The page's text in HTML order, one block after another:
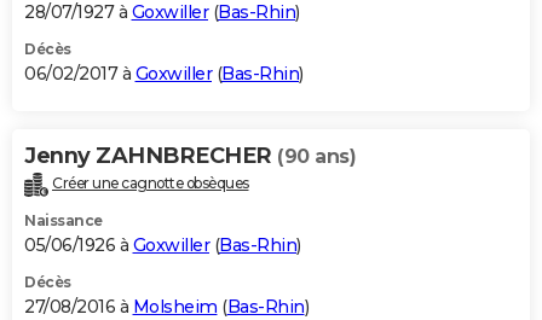
28/07/1927 à Goxwiller(Bas-Rhin)
Décès
06/02/2017 à Goxwiller(Bas-Rhin)
Jenny ZAHNBRECHER (90 ans)
Créer une cagnotte obsèques
Naissance
05/06/1926 à Goxwiller(Bas-Rhin)
Décès
27/08/2016 à Molsheim (Bas-Rhin)